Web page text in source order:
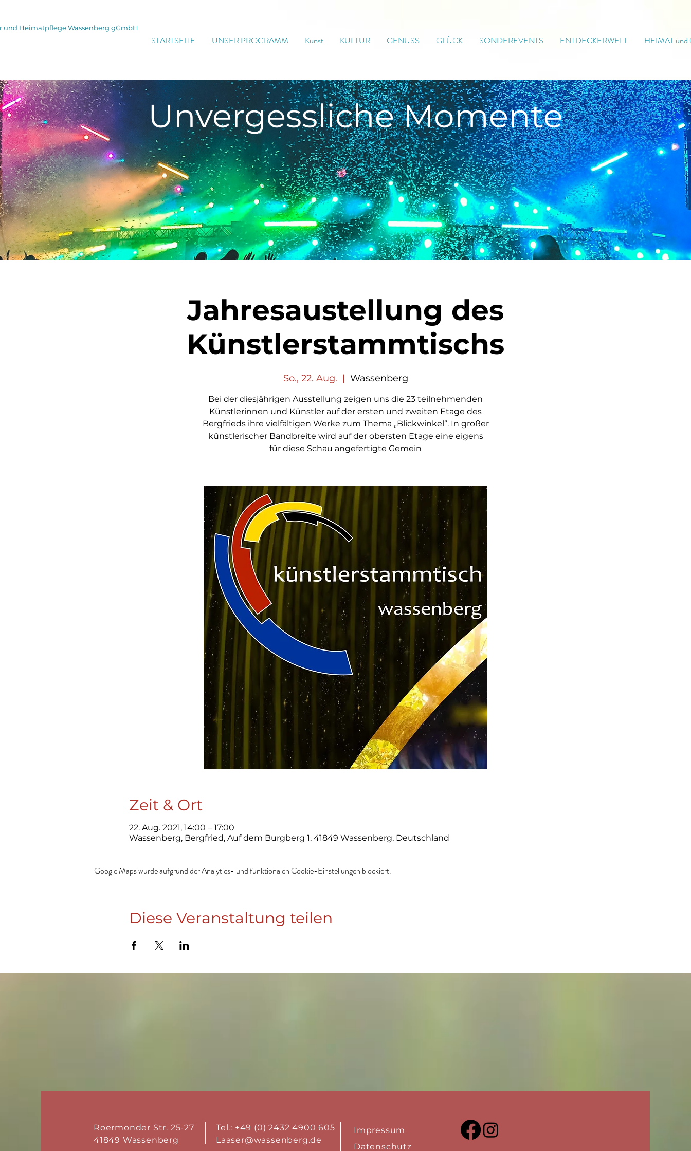
und Heimatpflege Wassenberg gGmbH
STARTSEITE UNSER PROGRAMM Kunst KULTUR GENUSS GLÜCK SONDEREVENTS ENTDECKERWELT HEIMAT
UnvergesslicheMomente
Jahresaustellung des
Künstlerstammtischs
So., 22. Aug.
  |
Wassenberg
Bei der diesjährigen Ausstellung zeigen uns die 23 teilnehmenden
Künstlerinnen und Künstler auf der ersten und zweiten Etage des
Bergfrieds ihre vielfältigen Werke zum Thema „Blickwinkel“. In großer
künstlerischer Bandbreite wird auf der obersten Etage eine eigens
für diese Schau angefertigte Gemein
Zeit & Ort
22. Aug. 2021, 14:00 – 17:00
Wassenberg, Bergfried, Auf dem Burgberg 1, 41849 Wassenberg, Deutschland
Google Maps wurde aufgrund der Analytics- und funktionalen Cookie-Einstellungen blockiert.
Diese Veranstaltung teilen
Roermonder Str. 25-27
41849 Wassenberg
Tel.: +49 (0) 2432 4900 605
Laaser@wassenberg.de
Impressum
Datenschutz